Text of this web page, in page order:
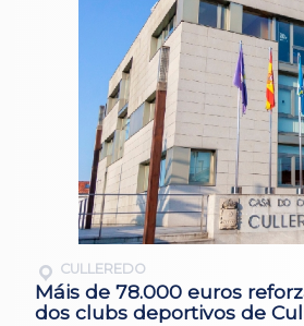
CULLEREDO
Máis de 78.000 euros
dos clubs deportivos de